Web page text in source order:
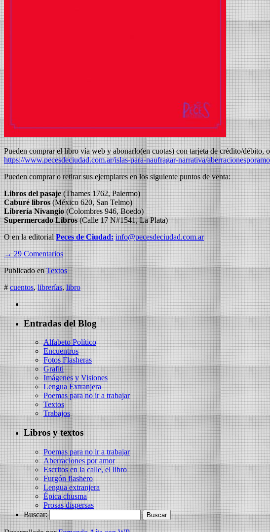
Pueden comprar el libro vía web y abonarlo(en cuotas) con tarjeta de crédito/débito,
https://www.pecesdeciudad.com.ar/islas-para-naufragar-narrativa/
Pueden comprar o retirar sus ejemplares en los siguiente puntos de venta:
Libros del pasaje(Thames 1762, Palermo)
Caburé libros(México 620, San Telmo)
Librería Nivangio(Colombres 946, Boedo)
Supermercado Libros(Calle 17 N#1541, La Plata)
O en la editorialPeces de Ciudad: info@pecesdeciudad.com.ar
→ 29 Comentarios
Publicado en Textos
# cuentos,librerías,libro
Entradas del Blog
Alfabeto Político
Encuentros
Fotos Flasheras
Grafiti
Imágenes y Visiones
Lengua Extranjera
Poemas para no ir a trabajar
Textos
Trabajos
Libros y textos
Poemas para no ir a trabajar
Aberraciones por amor
Escritos en la calle, el libro
Furgón flashero
Lengua extranjera
Épica chusma
Prosas dispersas
Buscar: